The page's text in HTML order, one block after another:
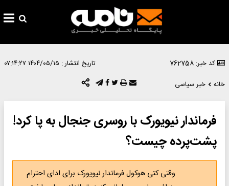
کد خبر: 762758 تاریخ انتشار : ۱۴۰۴/۰۵/۱۵ ۰۷:۱۴:۲۷
خانه
خبر سیاسی
فرماندار نیویورک با روسری جنجال به پا کرد!
پشت‌پرده چیست؟
وقتی کتی هوکول فرماندار نیویورک برای ادای احترام